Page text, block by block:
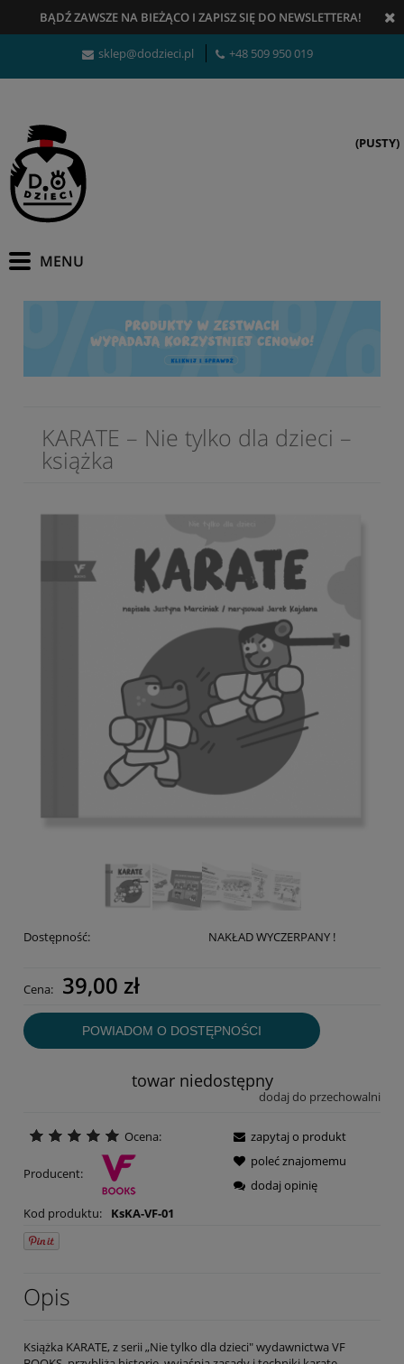
BĄDŹ ZAWSZE NA BIEŻĄCO I ZAPISZ SIĘ DO NEWSLETTERA!
sklep@dodzieci.pl +48 509 950 019
(PUSTY)
KARATE – Nie tylko dla dzieci –
książka
Dostępność: NAKŁAD WYCZERPANY !
Cena: 39,00 zł
POWIADOM O DOSTĘPNOŚCI
towar niedostępny
dodaj do przechowalni
Ocena:
Producent:
Kod produktu: KsKA-VF-01
zapytaj o produkt
poleć znajomemu
dodaj opinię
Opis
Książka KARATE, z serii „Nie tylko dla dzieci" wydawnictwa VF